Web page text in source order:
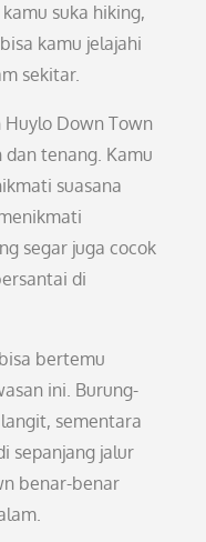
suka hiking,
kamu jelajahi
sekitar.
Huylo Down Town
tenang. Kamu
suasana
segar juga cocok
di
bertemu
ini. Burung-
sementara
sepanjang jalur
benar-benar